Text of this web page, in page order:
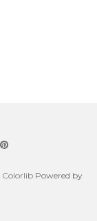
Colorlib Powered by